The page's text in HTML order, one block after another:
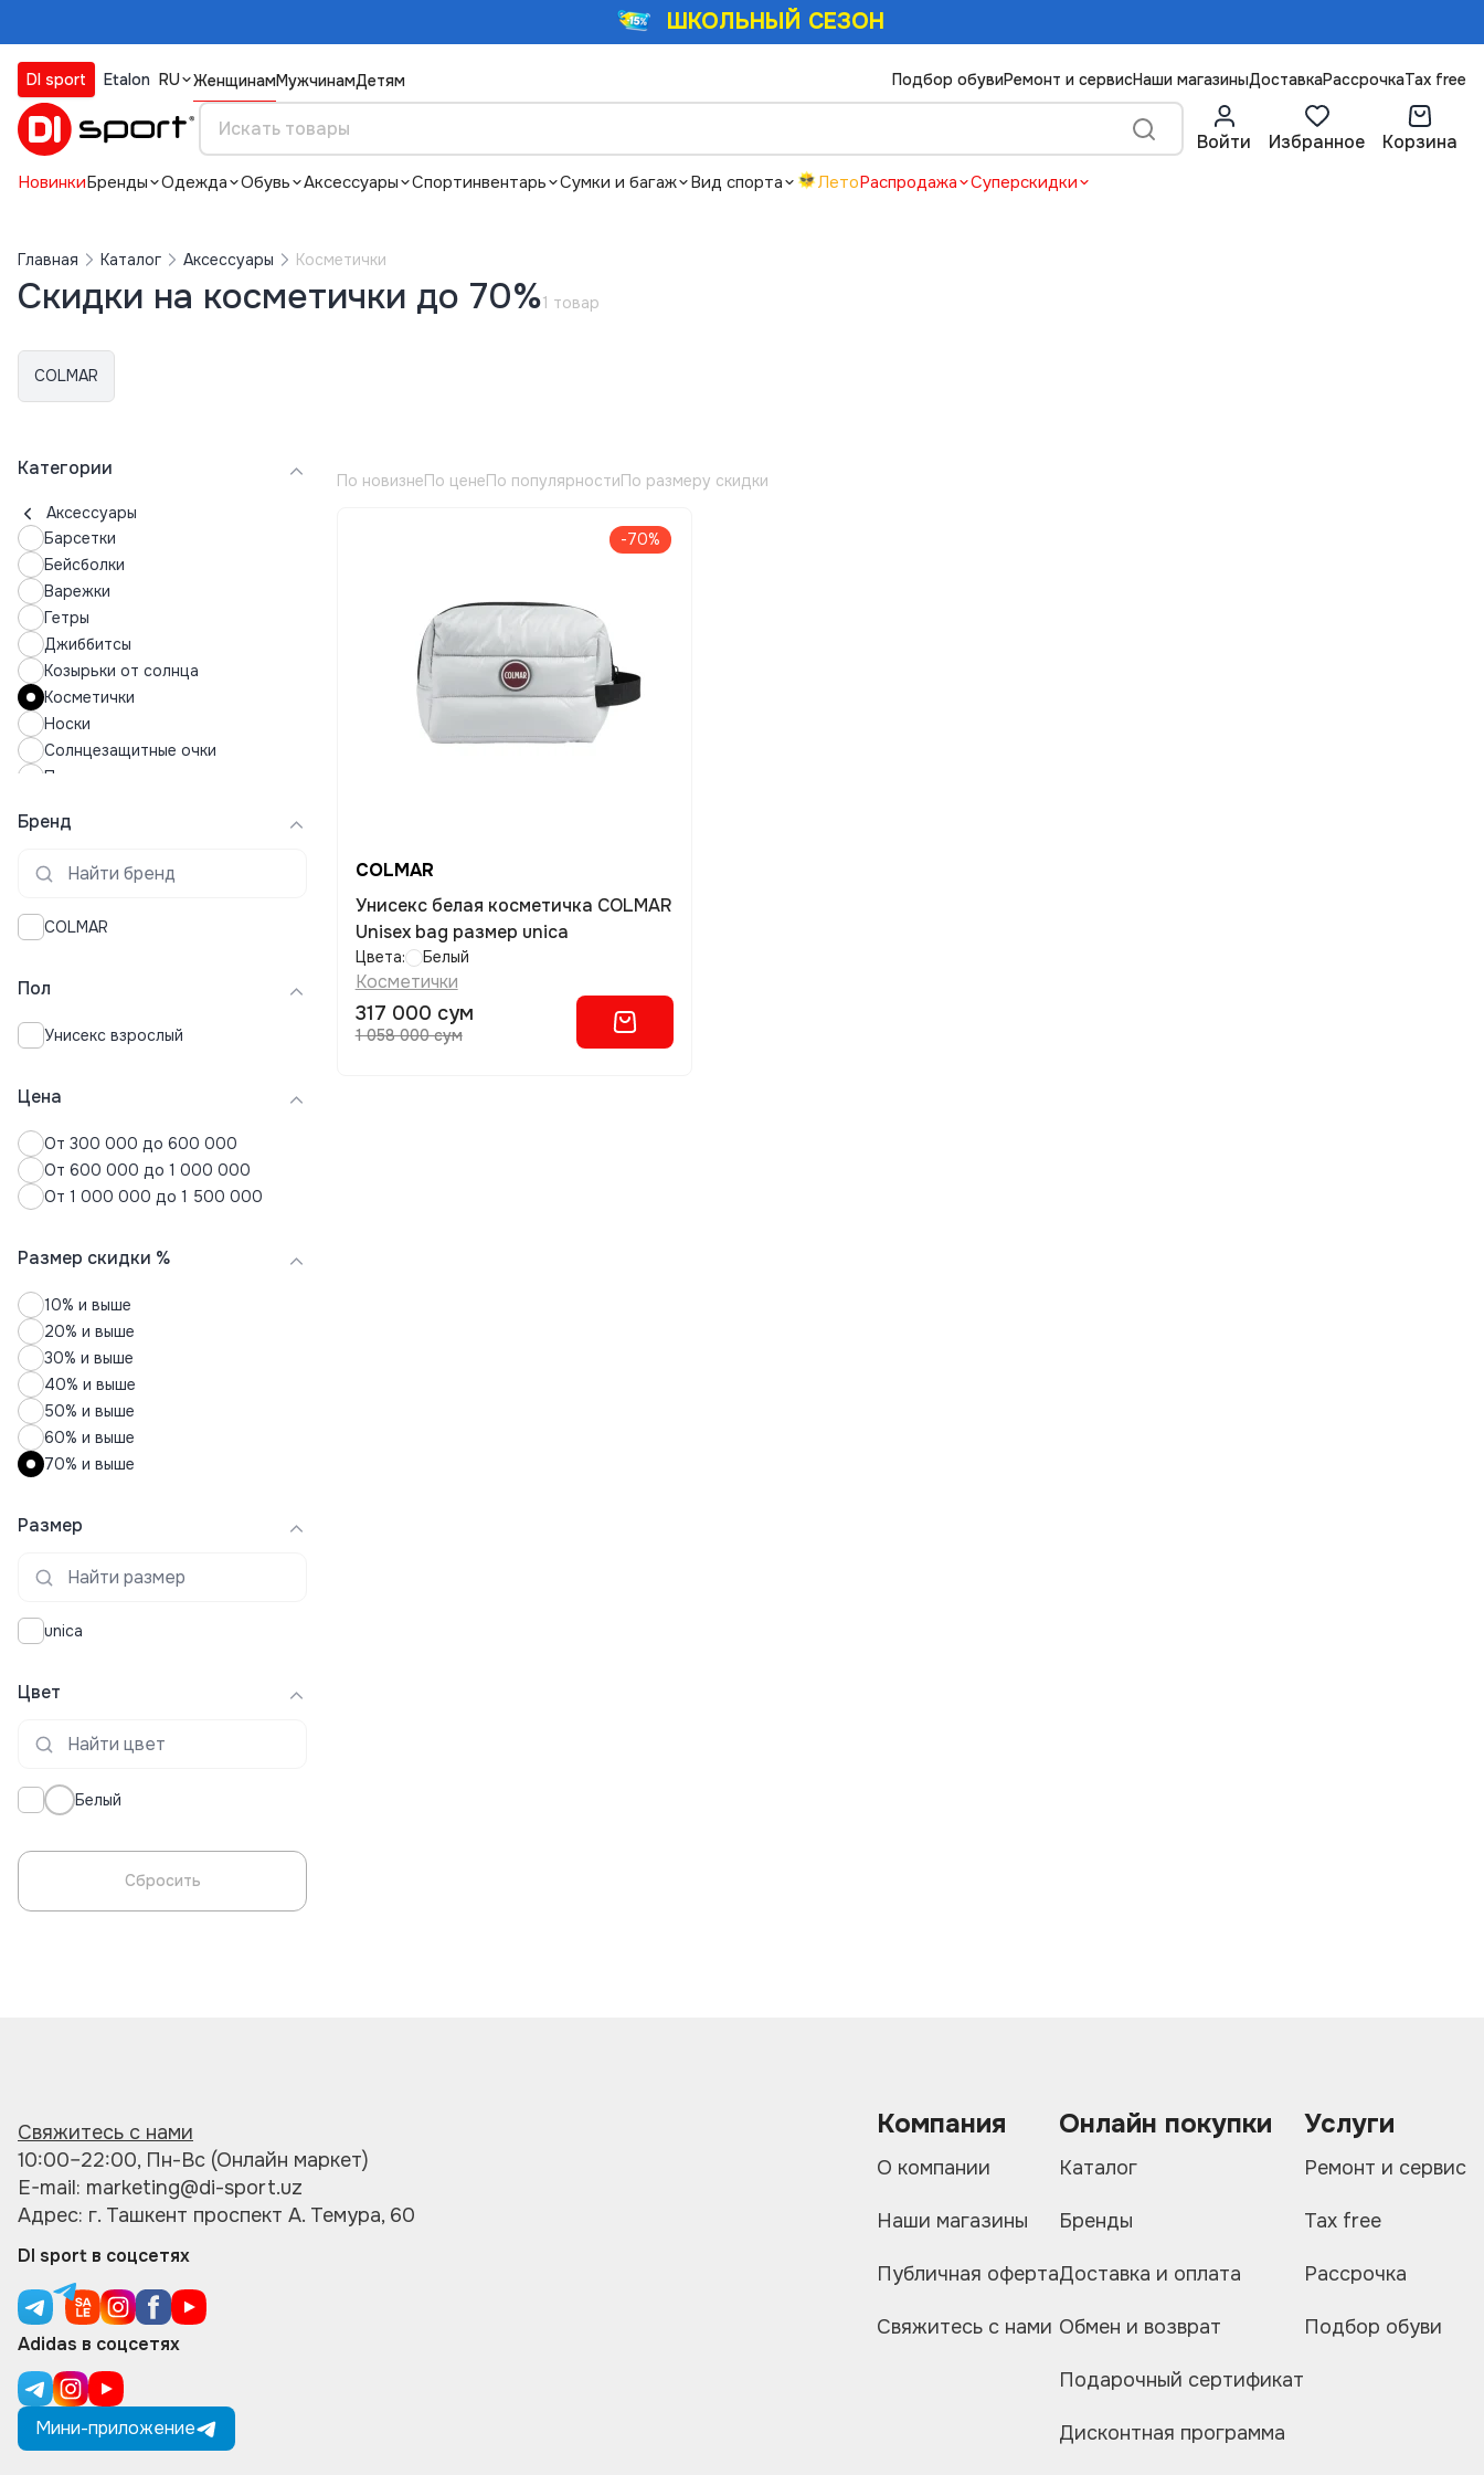
ШКОЛЬНЫЙ СЕЗОН
DI sport Etalon RU ЖенщинамМужчинамДетям Подбор обувиРемонт и сервисНаши магазиныДоставкаРассрочкаTax free
Войти Избранное Корзина
НовинкиБренды Одежда Обувь Аксессуары Спортинвентарь Сумки и багаж Вид спорта ЛетоРаспродажа Суперскидки
Главная Каталог Аксессуары Косметички
Скидки на косметички до 70%1 товар
COLMAR
Категории
Аксессуары
Барсетки
Бейсболки
Варежки
Гетры
Джиббитсы
Козырьки от солнца
Косметички
Носки
Солнцезащитные очки
Панамы
Подушки для сна
Ремни
Спортивные часы
Средства по уходу за одеждой
Сумки
Чемоданы
Шапки
Шарфы
Бренд
COLMAR
Пол
Унисекс взрослый
Цена
От 300 000 до 600 000
От 600 000 до 1 000 000
От 1 000 000 до 1 500 000
Размер скидки %
10% и выше
20% и выше
30% и выше
40% и выше
50% и выше
60% и выше
70% и выше
Размер
unica
Цвет
Белый
Сбросить
По новизнеПо ценеПо популярностиПо размеру скидки
-70%
COLMAR
Унисекс белая косметичка COLMAR
Unisex bag размер unica
Цвета: Белый
Косметички
317 000 сум
1 058 000 сум
Свяжитесь с нами
10:00–22:00, Пн-Вс (Онлайн маркет)
E-mail: marketing@di-sport.uz
Адрес: г. Ташкент проспект А. Темура, 60
DI sport в соцсетях
Adidas в соцсетях
Мини-приложение
Компания
О компании
Наши магазины
Публичная оферта
Свяжитесь с нами
Онлайн покупки
Каталог
Бренды
Доставка и оплата
Обмен и возврат
Подарочный сертификат
Дисконтная программа
Услуги
Ремонт и сервис
Tax free
Рассрочка
Подбор обуви